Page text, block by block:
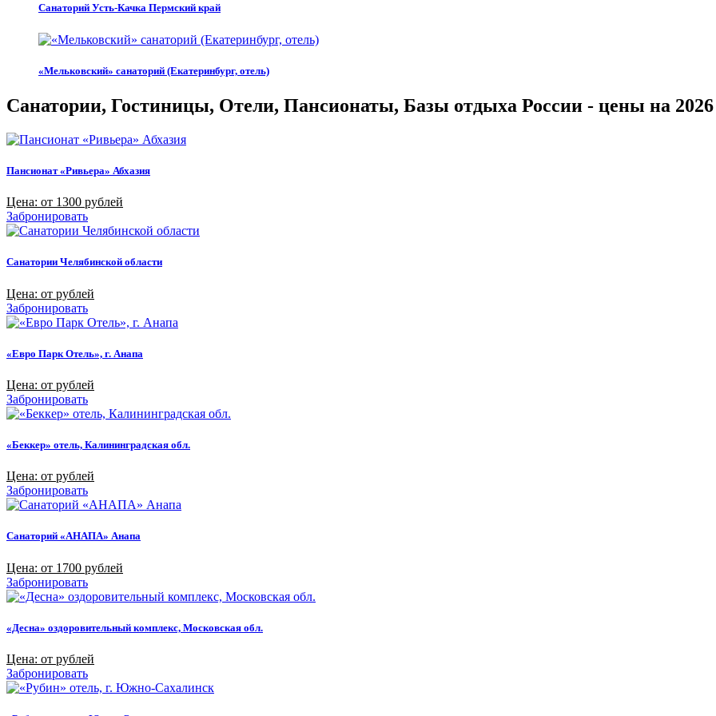
Санаторий Усть-Качка Пермский край
«Мельковский» санаторий (Екатеринбург, отель)
Санатории, Гостиницы, Отели, Пансионаты, Базы отдыха России - цены на 2026
Пансионат «Ривьера» Абхазия
Цена: от 1300 рублей
Забронировать
Санатории Челябинской области
Цена: от рублей
Забронировать
«Евро Парк Отель», г. Анапа
Цена: от рублей
Забронировать
«Беккер» отель, Калининградская обл.
Цена: от рублей
Забронировать
Санаторий «АНАПА» Анапа
Цена: от 1700 рублей
Забронировать
«Десна» оздоровительный комплекс, Московская обл.
Цена: от рублей
Забронировать